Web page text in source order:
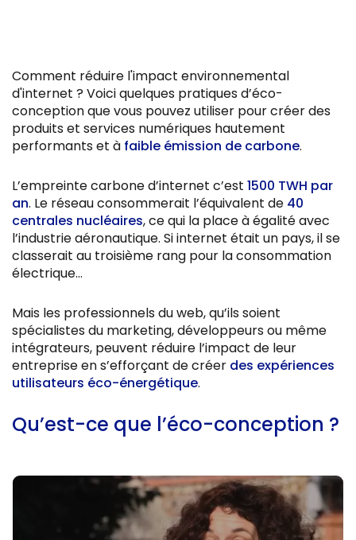
Comment réduire l'impact environnemental
d'internet ? Voici quelques pratiques d’éco-
conception que vous pouvez utiliser pour créer des
produits et services numériques hautement
performants et à faible émission de carbone.
L’empreinte carbone d’internet c’est 1500 TWH par
an. Le réseau consommerait l’équivalent de 40
centrales nucléaires, ce qui la place à égalité avec
l’industrie aéronautique. Si internet était un pays, il se
classerait au troisième rang pour la consommation
électrique…
Mais les professionnels du web, qu’ils soient
spécialistes du marketing, développeurs ou même
intégrateurs, peuvent réduire l’impact de leur
entreprise en s’efforçant de créer des expériences
utilisateurs éco-énergétique.
Qu’est-ce que l’éco-conception ?